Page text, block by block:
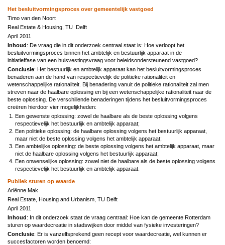
Het besluitvormingsproces over gemeentelijk vastgoed
Timo van den Noort
Real Estate & Housing, TU Delft
April 2011
Inhoud: De vraag die in dit onderzoek centraal staat is: Hoe verloopt het
besluitvormingsproces binnen het ambtelijk en bestuurlijk apparaat in de
initiatieffase van een huisvestingsvraag voor beleidsondersteunend vastgoed?
Conclusie: Het bestuurlijk en ambtelijk apparaat kan het besluitvormingsproces
benaderen aan de hand van respectievelijk de politieke rationaliteit en
wetenschappelijke rationaliteit. Bij benadering vanuit de politieke rationaliteit zal men
streven naar de haalbare oplossing en bij een wetenschappelijke rationaliteit naar de
beste oplossing. De verschillende benaderingen tijdens het besluitvormingsproces
creëren hierdoor vier mogelijkheden:
Een gewenste oplossing: zowel de haalbare als de beste oplossing volgens
respectievelijk het bestuurlijk en ambtelijk apparaat;
Een politieke oplossing: de haalbare oplossing volgens het bestuurlijk apparaat,
maar niet de beste oplossing volgens het ambtelijk apparaat;
Een ambtelijke oplossing: de beste oplossing volgens het ambtelijk apparaat, maar
niet de haalbare oplossing volgens het bestuurlijk apparaat;
Een onwenselijke oplossing: zowel niet de haalbare als de beste oplossing volgens
respectievelijk het bestuurlijk en ambtelijk apparaat.
Publiek sturen op waarde
Ariënne Mak
Real Estate, Housing and Urbanism, TU Delft
April 2011
Inhoud: In dit onderzoek staat de vraag centraal: Hoe kan de gemeente Rotterdam
sturen op waardecreatie in stadswijken door middel van fysieke investeringen?
Conclusie: Er is vanzelfsprekend geen recept voor waardecreatie, wel kunnen er
succesfactoren worden benoemd: